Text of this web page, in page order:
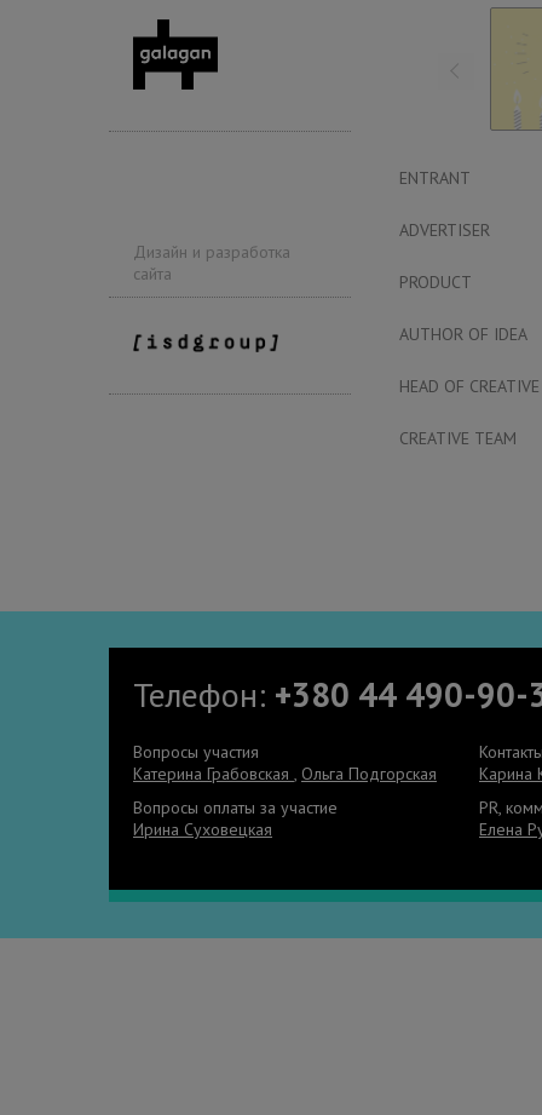
Дизайн и разработка
сайта
ENTRANT
ADVERTISER
PRODUCT
AUTHOR OF IDEA
HEAD OF CREATIVE
CREATIVE TEAM
Телефон: +380 44 490-90-
Вопросы участия
Катерина Грабовская
Ольга Подгорская
Карина
Вопросы оплаты за участие
Ирина Суховецкая
PR,
Елена